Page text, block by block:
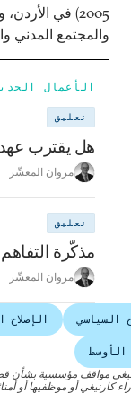
2005) في
والمجتمع المدني
الأعمال
تعليق
هل يقترب عهد
مروان المعشّر
تعليق
مذكّرة
مروان المعشّر
السياسي الإصلاح
الأوسط
مواقف مؤسسية بشأن
كارنيغي أو موظفيها أو